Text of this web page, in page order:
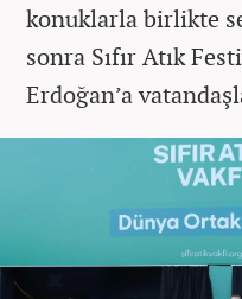
konuklarla birlikte
sonra Sıfır Atık
Erdoğan’a